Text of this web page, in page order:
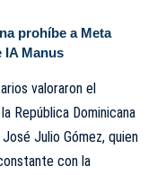
prohíbe a Meta
IA Manus
valoraron el
República Dominicana
Julio Gómez, quien
con la